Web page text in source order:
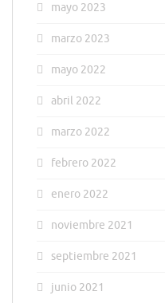
mayo 2023
marzo 2023
mayo 2022
abril 2022
marzo 2022
febrero 2022
enero 2022
noviembre 2021
septiembre 2021
junio 2021